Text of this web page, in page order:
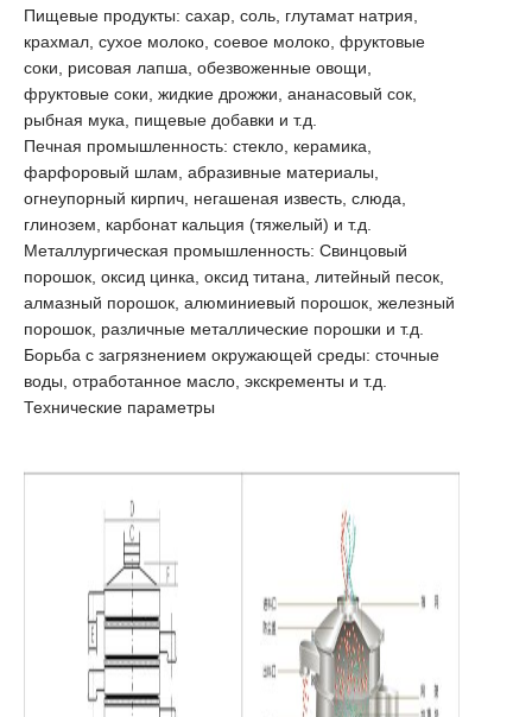
Пищевые продукты: сахар, соль, глутамат натрия,
крахмал, сухое молоко, соевое молоко, фруктовые
соки, рисовая лапша, обезвоженные овощи,
фруктовые соки, жидкие дрожжи, ананасовый сок,
рыбная мука, пищевые добавки и т.д.
Печная промышленность: стекло, керамика,
фарфоровый шлам, абразивные материалы,
огнеупорный кирпич, негашеная известь, слюда,
глинозем, карбонат кальция (тяжелый) и т.д.
Металлургическая промышленность: Свинцовый
порошок, оксид цинка, оксид титана, литейный песок,
алмазный порошок, алюминиевый порошок, железный
порошок, различные металлические порошки и т.д.
Борьба с загрязнением окружающей среды: сточные
воды, отработанное масло, экскременты и т.д.
Технические параметры